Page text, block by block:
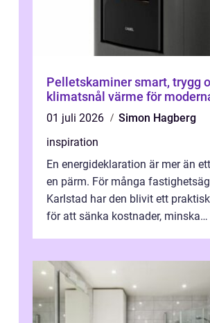
Pelletskaminer smart, trygg och
klimatsnål värme för
01 juli 2026
Simon Hagberg
inspiration
En energideklaration är mer än
en pärm. För många
Karlstad har den blivit ett
för att sänka kostnader, minska